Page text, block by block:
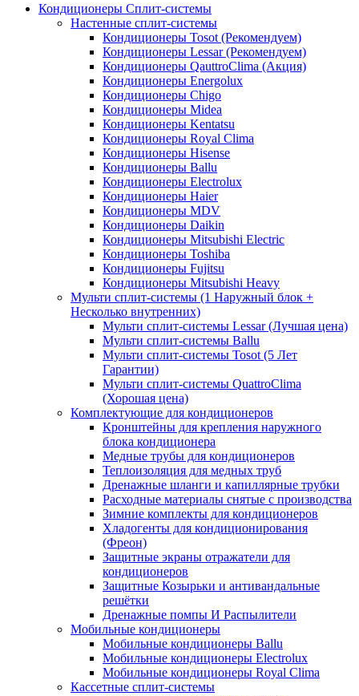
Кондиционеры Сплит-системы
Настенные сплит-системы
Кондиционеры Tosot (Рекомендуем)
Кондиционеры Lessar (Рекомендуем)
Кондиционеры QauttroClima (Акция)
Кондиционеры Energolux
Кондиционеры Chigo
Кондиционеры Midea
Кондиционеры Kentatsu
Кондиционеры Royal Clima
Кондиционеры Hisense
Кондиционеры Ballu
Кондиционеры Electrolux
Кондиционеры Haier
Кондиционеры MDV
Кондиционеры Daikin
Кондиционеры Mitsubishi Electric
Кондиционеры Toshiba
Кондиционеры Fujitsu
Кондиционеры Mitsubishi Heavy
Мульти сплит-системы (1 Наружный блок +
Несколько внутренних)
Мульти сплит-системы Lessar (Лучшая цена)
Мульти сплит-системы Ballu
Мульти сплит-системы Tosot (5 Лет
Гарантии)
Мульти сплит-системы QuattroClima
(Хорошая цена)
Комплектующие для кондиционеров
Кронштейны для крепления наружного
блока кондиционера
Медные трубы для кондиционеров
Теплоизоляция для медных труб
Дренажные шланги и капиллярные трубки
Расходные материалы снятые с производства
Зимние комплекты для кондиционеров
Хладогенты для кондиционирования
(Фреон)
Защитные экраны отражатели для
кондиционеров
Защитные Козырьки и антивандальные
решётки
Дренажные помпы И Распылители
Мобильные кондиционеры
Мобильные кондиционеры Ballu
Мобильные кондиционеры Electrolux
Мобильные кондиционеры Royal Clima
Кассетные сплит-системы